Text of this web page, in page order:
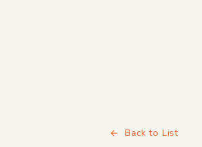
Back to List